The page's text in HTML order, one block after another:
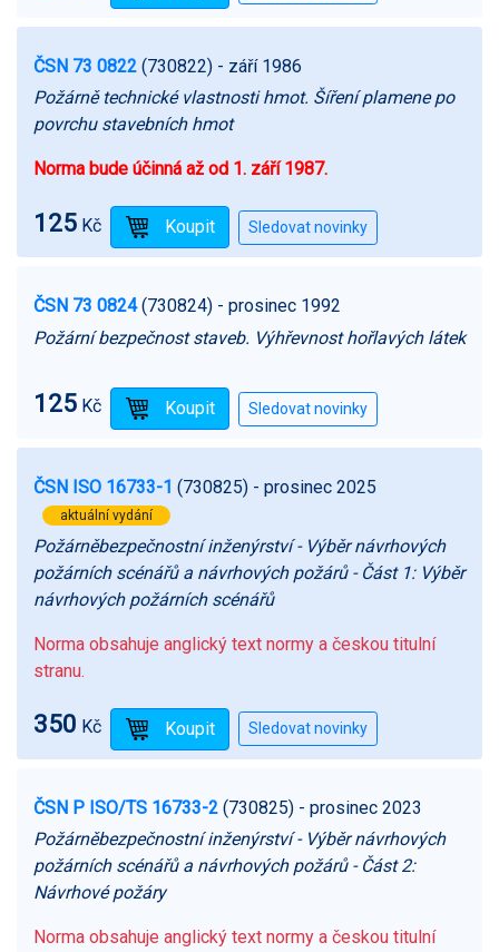
ČSN 73 0822 (730822) - září 1986
Požárně technické vlastnosti hmot. Šíření plamene po
povrchu stavebních hmot
Norma bude účinná až od 1. září 1987.
125 Kč
ČSN 73 0824(730824) - prosinec 1992
Požární bezpečnost staveb. Výhřevnost hořlavých látek
125 Kč
ČSN ISO 16733-1 (730825) - prosinec 2025
aktuální vydání
Požárněbezpečnostní inženýrství - Výběr návrhových
požárních scénářů a návrhových požárů - Část 1: Výběr
návrhových požárních scénářů
Norma obsahuje anglický text normy a českou titulní
stranu.
350 Kč
ČSN P ISO/TS 16733-2 (730825) - prosinec 2023
Požárněbezpečnostní inženýrství - Výběr návrhových
požárních scénářů a návrhových požárů - Část 2:
Návrhové požáry
Norma obsahuje anglický text normy a českou titulní